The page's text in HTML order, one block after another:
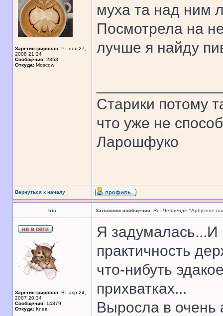
Зарегистрирован: Чт ноя 27,
2008 21:24
Сообщения: 2853
Откуда: Moscow
муха та над ним
Посмотрела на
лучше я найду
Старики потому
что уже не
Ларошфуко
Вернуться к началу
Iric Заголовок сообщения: Re: Челлендж "Арбузное
Зарегистрирован: Вт апр 24,
2007 20:34
Сообщения: 14379
Откуда: Киев
Я
практичность
что-нибуть
прихватках...
Выросла в очень